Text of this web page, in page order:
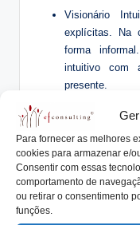
Para fornecer as melhores
cookies para armazenar e/
Consentir com essas
comportamento de
ou retirar o consentimento
funções.
Visionário
explícitas. Na
forma
intuitivo com
presente.
Para trabalhar em
Estar de
de que forma
Desenvolver
empresa e